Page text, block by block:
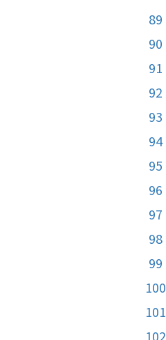
89
90
91
92
93
94
95
96
97
98
99
100
101
102